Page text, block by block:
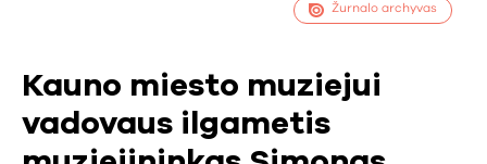
Žurnalo archyvas
Kauno miesto muziejui
vadovaus ilgametis